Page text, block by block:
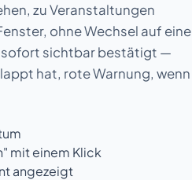
zu Veranstaltungen
ohne Wechsel auf eine
sofort sichtbar bestätigt —
hat, rote Warnung, wenn
mit einem Klick
angezeigt